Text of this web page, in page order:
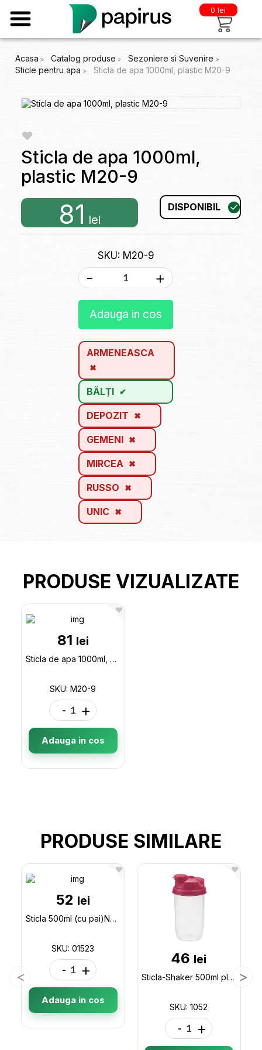
0 lei
Acasa Catalog produse
Sezoniere si Suvenire
Sticle pentru apa
Sticla de apa 1000ml, plastic M20-9
Sticla de apa 1000ml,
plastic M20-9
81 lei
DISPONIBIL
SKU: M20-9
- +
Adauga in cos
ARMENEASCA
BĂLȚI
DEPOZIT
GEMENI
MIRCEA
RUSSO
UNIC
PRODUSE VIZUALIZATE
81 lei
Sticla de apa 1000ml, plastic M20-9
SKU: M20-9
- +
Adauga in cos
PRODUSE SIMILARE
52 lei
Sticla 500ml (cu pai)NC601 01523
SKU: 01523
- +
Adauga in cos
46 lei
Sticla-Shaker 500ml plast team 1052
SKU: 1052
- +